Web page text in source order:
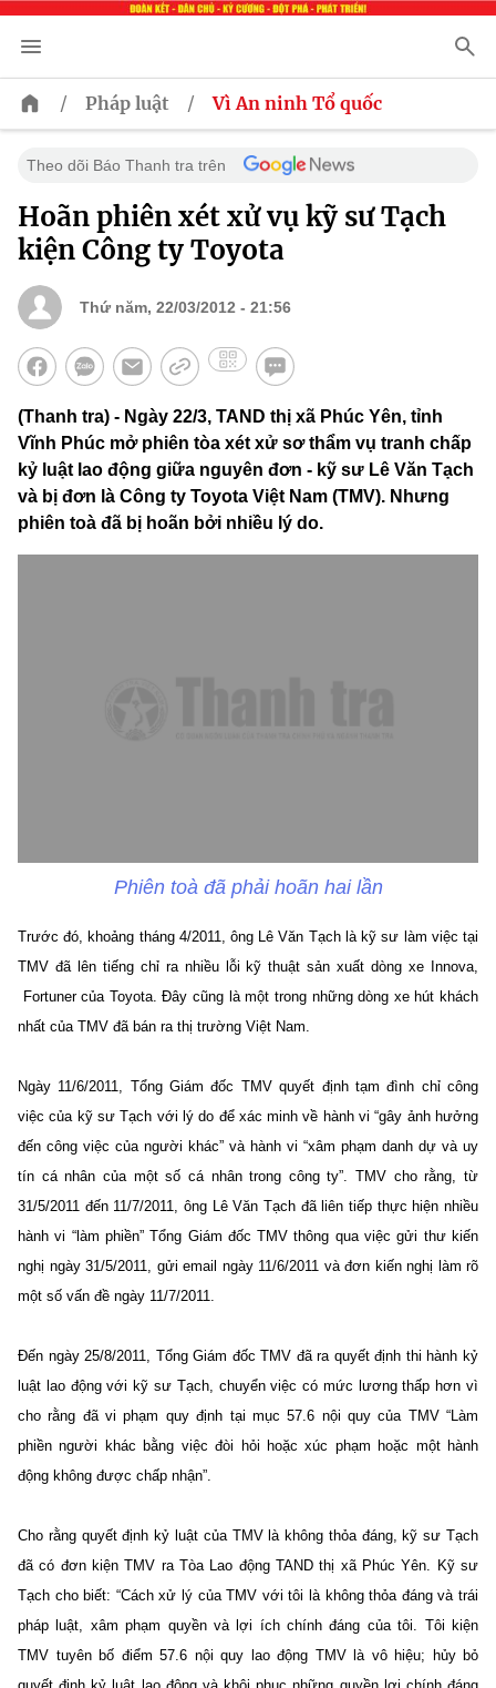
/ Pháp luật / Vì An ninh Tổ quốc
Theo dõi Báo Thanh tra trên
Hoãn phiên xét xử vụ kỹ sư Tạch
kiện Công ty Toyota
Thứ năm, 22/03/2012 - 21:56
(Thanh tra) - Ngày 22/3, TAND thị xã Phúc Yên, tỉnh
Vĩnh Phúc mở phiên tòa xét xử sơ thẩm vụ tranh chấp
kỷ luật lao động giữa nguyên đơn - kỹ sư Lê Văn Tạch
và bị đơn là Công ty Toyota Việt Nam (TMV). Nhưng
phiên toà đã bị hoãn bởi nhiều lý do.
Phiên toà đã phải hoãn hai lần
Trước đó, khoảng tháng 4/2011, ông Lê Văn Tạch là kỹ sư làm việc tại
TMV đã lên tiếng chỉ ra nhiều lỗi kỹ thuật sản xuất dòng xe Innova,
Fortuner của Toyota. Đây cũng làmột trong những dòng xe hút khách
nhất của TMV đã bán ra thị trường Việt Nam.
Ngày 11/6/2011, Tổng Giám đốc TMV quyết định tạm đình chỉ công
việc của kỹ sư Tạch với lý do để xác minh về hành vi “gây ảnh hưởng
đến công việc của người khác” và hành vi “xâm phạm danh dự và uy
tín cá nhân của một số cá nhân trong công ty”. TMV cho rằng, từ
31/5/2011 đến 11/7/2011, ông Lê Văn Tạch đã liên tiếp thực hiện nhiều
hành vi “làm phiền” Tổng Giám đốc TMV thông qua việc gửi thư kiến
nghị ngày 31/5/2011, gửi email ngày 11/6/2011 và đơn kiến nghị làm rõ
một số vấn đề ngày 11/7/2011.
Đến ngày 25/8/2011, Tổng Giám đốc TMV đã ra quyết định thi hành kỷ
luật lao động với kỹ sư Tạch, chuyển việc có mức lương thấp hơn vì
cho rằng đã vi phạm quy định tại mục 57.6 nội quy của TMV “Làm
phiền người khác bằng việc đòi hỏi hoặc xúc phạm hoặc một hành
động không được chấp nhận”.
Cho rằng quyết định kỷ luật của TMV là không thỏa đáng, kỹ sư Tạch
đã có đơn kiện TMV ra Tòa Lao động TAND thị xã Phúc Yên. Kỹ sư
Tạch cho biết: “Cách xử lý của TMV với tôi là không thỏa đáng và trái
pháp luật, xâm phạm quyền và lợi ích chính đáng của tôi. Tôi kiện
TMV tuyên bố điểm 57.6 nội quy lao động TMV là vô hiệu; hủy bỏ
quyết định kỷ luật lao động và khôi phục những quyền lợi chính đáng